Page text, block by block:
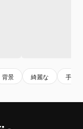
背景 綺麗な 手